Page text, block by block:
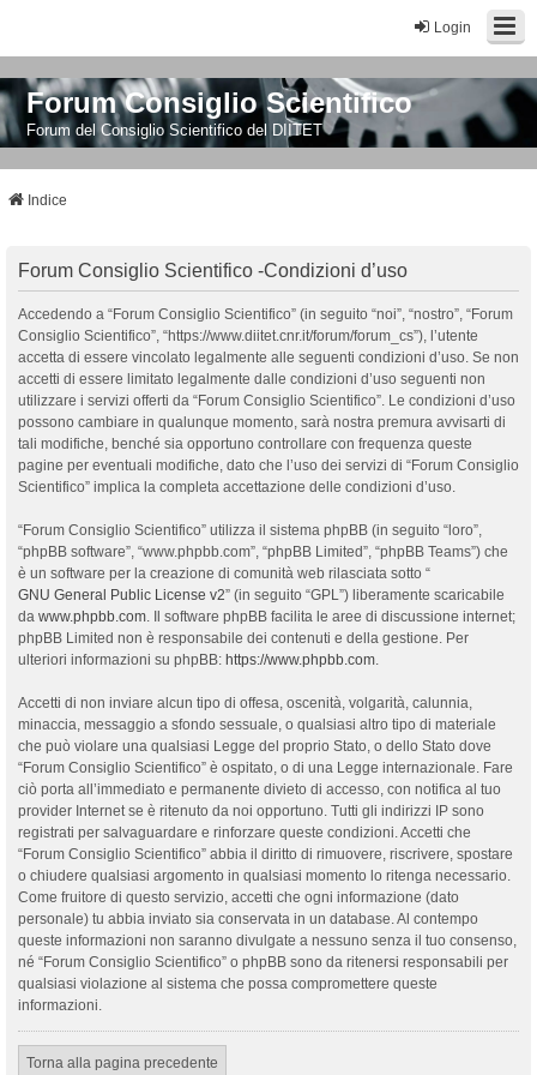
Login
Forum Consiglio Scientifico
Forum del Consiglio Scientifico del DIITET
Indice
Forum Consiglio Scientifico -Condizioni d’uso
Accedendo a “Forum Consiglio Scientifico” (in seguito “noi”, “nostro”, “Forum
Consiglio Scientifico”, “https://www.diitet.cnr.it/forum/forum_cs”), l’utente
accetta di essere vincolato legalmente alle seguenti condizioni d’uso. Se non
accetti di essere limitato legalmente dalle condizioni d’uso seguenti non
utilizzare i servizi offerti da “Forum Consiglio Scientifico”. Le condizioni d’uso
possono cambiare in qualunque momento, sarà nostra premura avvisarti di
tali modifiche, benché sia opportuno controllare con frequenza queste
pagine per eventuali modifiche, dato che l’uso dei servizi di “Forum Consiglio
Scientifico” implica la completa accettazione delle condizioni d’uso.
“Forum Consiglio Scientifico” utilizza il sistema phpBB (in seguito “loro”,
“phpBB software”, “www.phpbb.com”, “phpBB Limited”, “phpBB Teams”) che
è un software per la creazione di comunità web rilasciata sotto “
GNU General Public License v2” (in seguito “GPL”) liberamente scaricabile
da www.phpbb.com. Il software phpBB facilita le aree di discussione internet;
phpBB Limited non è responsabile dei contenuti e della gestione. Per
ulteriori informazioni su phpBB: https://www.phpbb.com.
Accetti di non inviare alcun tipo di offesa, oscenità, volgarità, calunnia,
minaccia, messaggio a sfondo sessuale, o qualsiasi altro tipo di materiale
che può violare una qualsiasi Legge del proprio Stato, o dello Stato dove
“Forum Consiglio Scientifico” è ospitato, o di una Legge internazionale. Fare
ciò porta all’immediato e permanente divieto di accesso, con notifica al tuo
provider Internet se è ritenuto da noi opportuno. Tutti gli indirizzi IP sono
registrati per salvaguardare e rinforzare queste condizioni. Accetti che
“Forum Consiglio Scientifico” abbia il diritto di rimuovere, riscrivere, spostare
o chiudere qualsiasi argomento in qualsiasi momento lo ritenga necessario.
Come fruitore di questo servizio, accetti che ogni informazione (dato
personale) tu abbia inviato sia conservata in un database. Al contempo
queste informazioni non saranno divulgate a nessuno senza il tuo consenso,
né “Forum Consiglio Scientifico” o phpBB sono da ritenersi responsabili per
qualsiasi violazione al sistema che possa compromettere queste
informazioni.
Torna alla pagina precedente